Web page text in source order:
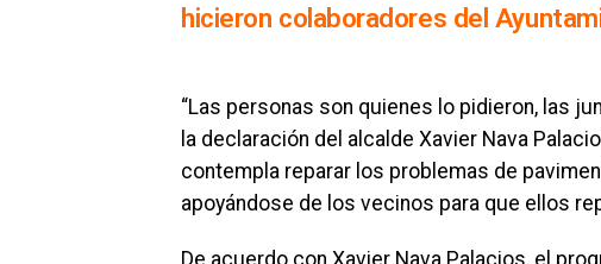
hicieron colaboradores del
“Las personas son quienes lo pidieron, las
la declaración del alcalde Xavier Nava
contempla reparar los problemas de
apoyándose de los vecinos para que ellos
De acuerdo con Xavier Nava Palacios, el